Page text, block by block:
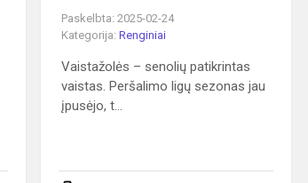
Paskelbta: 2025-02-24
Kategorija:Renginiai
Vaistažolės – senolių patikrintas
vaistas. Peršalimo ligų sezonas jau
įpusėjo, t...